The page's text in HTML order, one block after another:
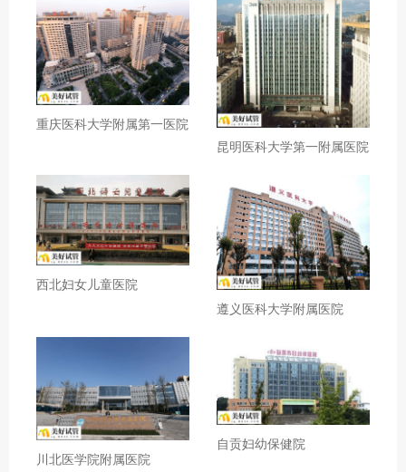
重庆医科大学附属第一医院
昆明医科大学第一附属医院
西北妇女儿童医院
遵义医科大学附属医院
川北医学院附属医院
自贡妇幼保健院